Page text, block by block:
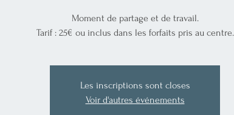
Moment de partage et de travail.
Tarif : 25€ ou inclus dans les forfaits pris au centre.
Les inscriptions sont closes
Voir d'autres événements